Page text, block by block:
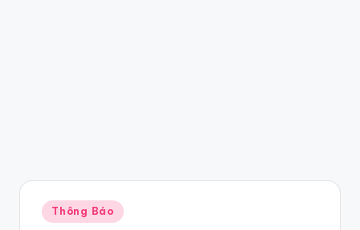
Posted
in
Thông Báo